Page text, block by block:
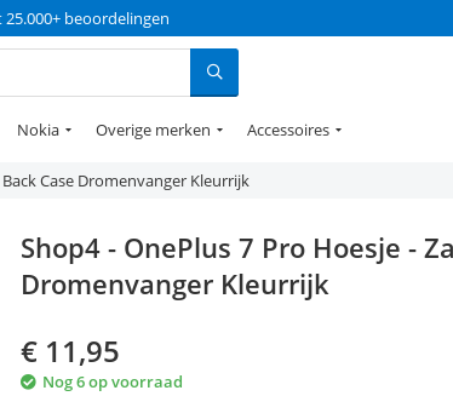
25.000+ beoordelingen
Nokia Overige merken Accessoires
Case Dromenvanger Kleurrijk
Shop4 - OnePlus 7 Pro Hoesje -
Dromenvanger Kleurrijk
€ 11,95
Nog 6 op voorraad